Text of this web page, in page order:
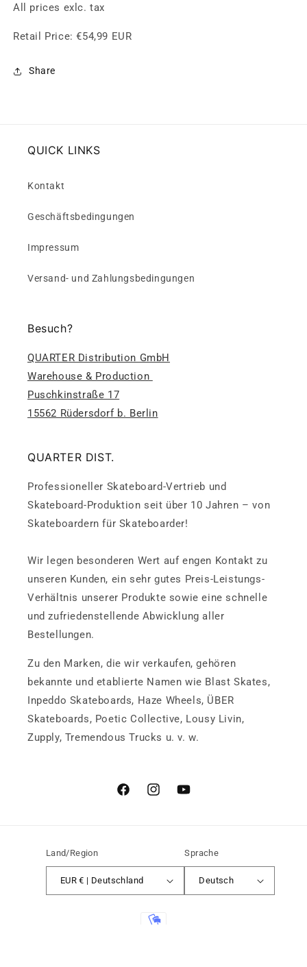
All prices exlc. tax
Retail Price:€54,99 EUR
Share
QUICK LINKS
Kontakt
Geschäftsbedingungen
Impressum
Versand- und Zahlungsbedingungen
Besuch?
QUARTER Distribution GmbH
Warehouse & Production
Puschkinstraße 17
15562 Rüdersdorf b. Berlin
QUARTER DIST.
Professioneller Skateboard-Vertrieb und
Skateboard-Produktion seit über 10 Jahren – von
Skateboardern für Skateboarder!
Wir legen besonderen Wert auf engen Kontakt zu
unseren Kunden, ein sehr gutes Preis-Leistungs-
Verhältnis unserer Produkte sowie eine schnelle
und zufriedenstellende Abwicklung aller
Bestellungen.
Zu den Marken, die wir verkaufen, gehören
bekannte und etablierte Namen wie Blast Skates,
Inpeddo Skateboards, Haze Wheels, ÜBER
Skateboards, Poetic Collective, Lousy Livin,
Zupply, Tremendous Trucks u. v. w.
FacebookInstagramYouTube
Land/Region
EUR € | Deutschland
Sprache
Deutsch
Zahlungsmethoden